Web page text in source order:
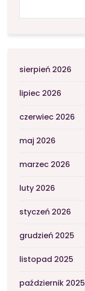
sierpień 2026
lipiec 2026
czerwiec 2026
maj 2026
marzec 2026
luty 2026
styczeń 2026
grudzień 2025
listopad 2025
październik 2025